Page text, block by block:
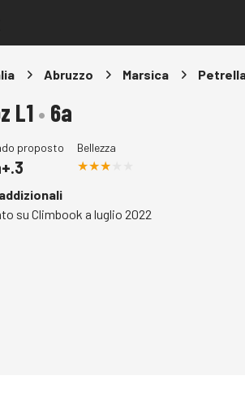
Abruzzo Marsica
L1• 6a
proposto Bellezza
su Climbook a luglio 2022